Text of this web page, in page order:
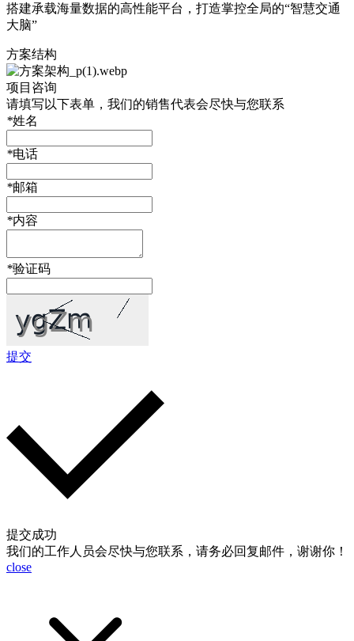
搭建承载海量数据的高性能平台，打造掌控全局的“智慧交通
大脑”
方案结构
项目咨询
请填写以下表单，我们的销售代表会尽快与您联系
*姓名
*电话
*邮箱
*内容
*验证码
提交
提交成功
我们的工作人员会尽快与您联系，请务必回复邮件，谢谢你！
close